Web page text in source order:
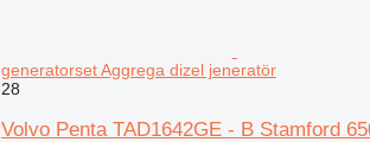
generatorset Aggrega dizel jeneratör
28
Volvo Penta TAD1642GE - B Stamford